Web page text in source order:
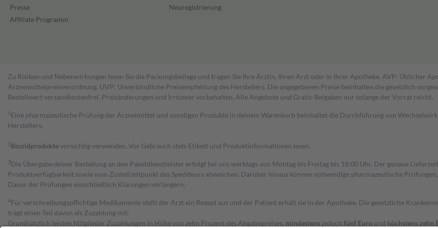
Presse
Affiliate Programm
Neuregistrierung
Zu Risiken und Nebenwirkungen lesen Sie die Packungsbeilage und fragen Sie Ihre Ärztin, Ihren Arzt oder in Ihrer Apotheke. AVP: Üblicher
Arzneimittelpreisverordnung. UVP: Unverbindliche Preisempfehlung des Herstellers. Die angegebenen Preise beinhalten die gesetzlich
Bestell­wert versand­kosten­frei. Preisänderungen und Irrtümer vorbehalten. Alle Angebote und Gratis-Beigaben nur solange der Vorrat reicht.
1 Eine pharmazeutische Prüfung der Arzneimittel und sonstigen Produkte in deinem Warenkorb beinhaltet die Durchführung von
Herstellers.
2Biozidproduktevorsichtig verwenden. Vor Gebrauch stets Etikett und Produktinformationen lesen.
3Die Übergabe deiner Bestellung an den Paketdienstleister erfolgt bei uns werktags von Montag bis Freitag bis 18:00 Uhr. Der genaue
Produktverfügbarkeit sowie vom Zustellzeitpunkt des Spediteurs abweichen. Darüber hinaus können notwendige pharmazeutische
Dauer der Prüfungen einschließlich Klärungen verlängern.
4Für verschreibungspflichtige Medikamente stellt der Arzt ein Rezept aus und der Patient erhält sie in der Apotheke. Die gesetzliche
trägt einen Teil davon als Zuzahlung mit.
Grundsätzlich leisten Mitglieder Zuzahlungen in Höhe von zehn Prozent des Abgabepreises, mindestens jedoch fünf Euro und höchstens zehn